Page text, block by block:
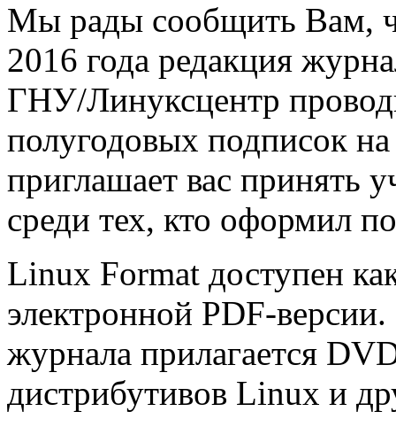
Мы рады сообщить Вам,
2016 года редакция
ГНУ/Линуксцентр
полугодовых подписок
приглашает вас принять
среди тех, кто оформил
Linux Format доступен
электронной PDF-
журнала прилагается
дистрибутивов Linux и